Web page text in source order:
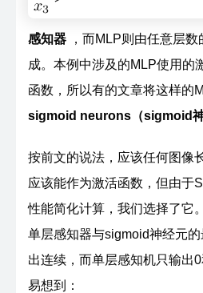
感知器 ，而MLP则由任意层
成。本例中涉及的MLP使用的
函数，所以有的文章将这样的
sigmoid neurons（sigmoid神
按前文的说法，应该任何图像
应该能作为激活函数，但由于
性能简化计算，我们选择了它。
单层感知器与sigmoid神经元
出连续，而单层感知机只输出
易想到：